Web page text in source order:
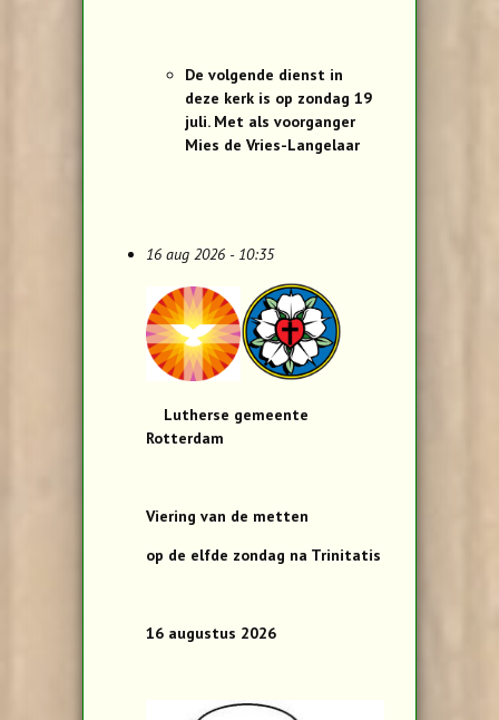
De volgende dienst in
deze kerk is op zondag 19
juli. Met als voorganger
Mies de Vries-Langelaar
16 aug 2026 - 10:35
Lutherse gemeente
Rotterdam
Viering van de metten
op de elfde zondag na Trinitatis
16 augustus 2026